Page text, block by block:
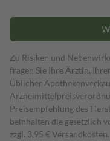
Zu Risiken und
fragen Sie Ihre Ärztin,
Üblicher
Preisempfehlung des
beinhalten die gesetzlich
zzgl. 3,95 €